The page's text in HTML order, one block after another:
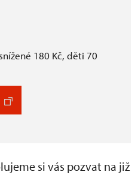
180 Kč, děti 70
si vás pozvat na již